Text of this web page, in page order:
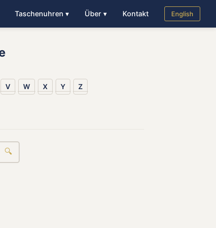
Taschenuhren ▾ Über ▾ Kontakt English
V W X Y Z
🔍